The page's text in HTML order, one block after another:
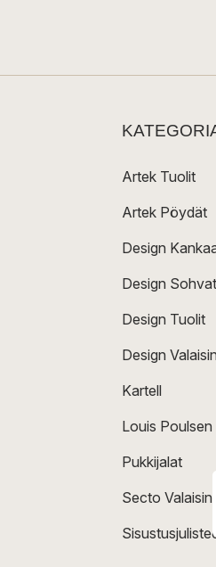
Artek Tuolit
Artek Pöydät
Design
Design Sohvat
Design Tuolit
Design Valaisin
Kartell
Louis Poulsen
Pukkijalat
Secto Valaisin